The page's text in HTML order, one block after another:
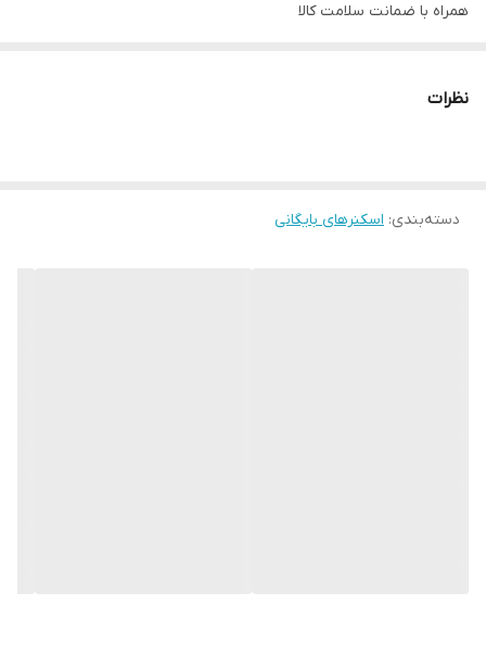
همراه با ضمانت سلامت کالا
نظرات
دسته‌بندی: اسکنرهای بایگانی